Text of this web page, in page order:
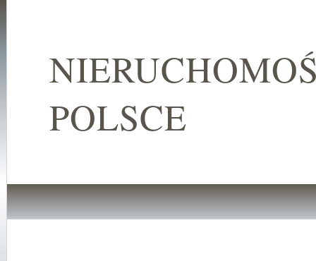
POLSCE